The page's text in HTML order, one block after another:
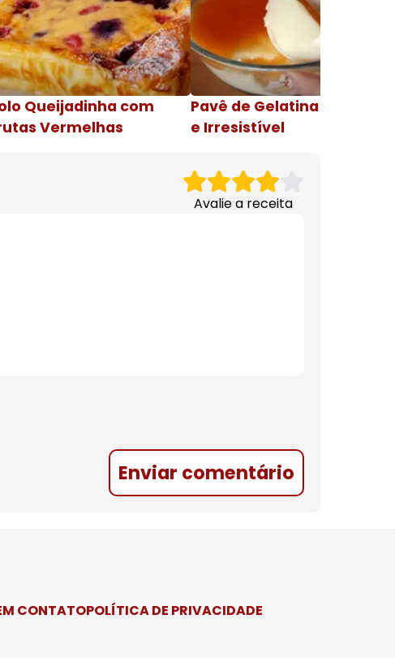
Queijadinha com
Vermelhas
Pavê de Gelatina Cremosa
e Irresistível
Avalie a receita
Enviar comentário
CONTATOPOLÍTICA DE PRIVACIDADE